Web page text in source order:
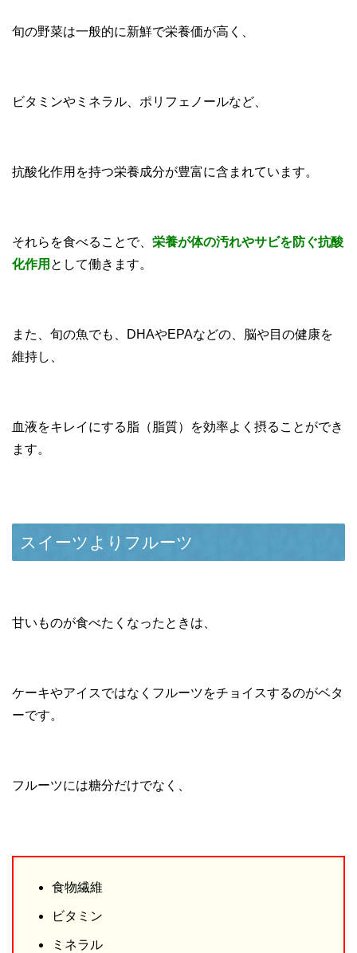
旬の野菜は一般的に新鮮で栄養価が高く、
ビタミンやミネラル、ポリフェノールなど、
抗酸化作用を持つ栄養成分が豊富に含まれています。
それらを食べることで、 栄養が体の汚れやサビを防ぐ抗酸
化作用 として働きます。
また、旬の魚でも、DHAやEPAなどの、脳や目の健康を
維持し、
血液をキレイにする脂（脂質）を効率よく摂ることができ
ます。
スイーツよりフルーツ
甘いものが食べたくなったときは、
ケーキやアイスではなくフルーツをチョイスするのがベタ
ーです。
フルーツには糖分だけでなく、
食物繊維
ビタミン
ミネラル